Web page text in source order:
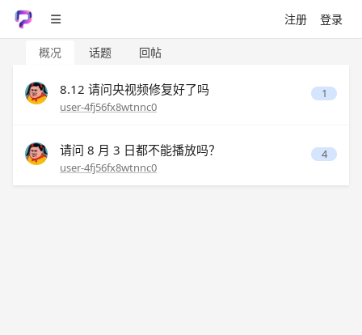
注册 登录
概况 话题 回帖
8.12 请问央视频修复好了吗
user-4fj56fx8wtnnc0
1
请问 8 月 3 日都不能播放吗？
user-4fj56fx8wtnnc0
4